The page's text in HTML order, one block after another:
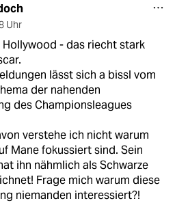
Uhr
Hollywood - das riecht stark
lässt sich a bissl vom
der nahenden
des Championsleagues
verstehe ich nicht warum
Mane fokussiert sind. Sein
ihn nähmlich als Schwarze
Frage mich warum diese
niemanden interessiert?!